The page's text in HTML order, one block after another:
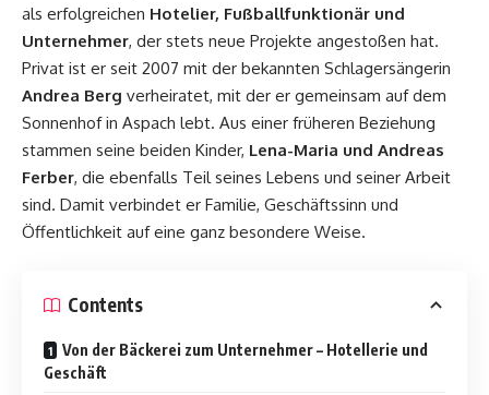
als erfolgreichen Hotelier, Fußballfunktionär und
Unternehmer, der stets neue Projekte angestoßen hat.
Privat ist er seit 2007 mit der bekannten Schlagersängerin
Andrea Berg verheiratet, mit der er gemeinsam auf dem
Sonnenhof in Aspach lebt. Aus einer früheren Beziehung
stammen seine beiden Kinder, Lena-Maria und Andreas
Ferber, die ebenfalls Teil seines Lebens und seiner Arbeit
sind. Damit verbindet er Familie, Geschäftssinn und
Öffentlichkeit auf eine ganz besondere Weise.
Contents
Von der Bäckerei zum Unternehmer – Hotellerie und
Geschäft